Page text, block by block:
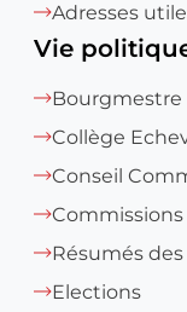
Adresses
Vie
Bourgmestre
Collège
Conseil
Résumés
Elections